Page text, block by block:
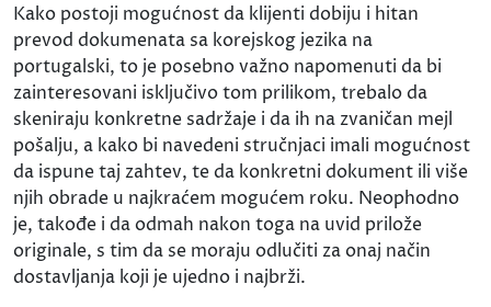
Kako postoji mogućnost da klijenti dobiju i hitan
prevod dokumenata sa korejskog jezika na
portugalski, to je posebno važno napomenuti da bi
zainteresovani isključivo tom prilikom, trebalo da
skeniraju konkretne sadržaje i da ih na zvaničan mejl
pošalju, a kako bi navedeni stručnjaci imali mogućnost
da ispune taj zahtev, te da konkretni dokument ili više
njih obrade u najkraćem mogućem roku. Neophodno
je, takođe i da odmah nakon toga na uvid prilože
originale, s tim da se moraju odlučiti za onaj način
dostavljanja koji je ujedno i najbrži.